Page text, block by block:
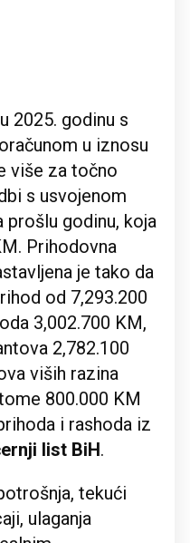
2025. godinu s
u iznosu
više za točno
s usvojenom
godinu, koja
Prihodovna
je tako da
od 7,293.200
3,002.700 KM,
2,782.100
viših razina
800.000 KM
i rashoda iz
list BiH.
tekući
ulaganja